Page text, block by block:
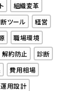
組織変革
ツール
経営
職場環境
解約防止
診断
費用相場
運用設計